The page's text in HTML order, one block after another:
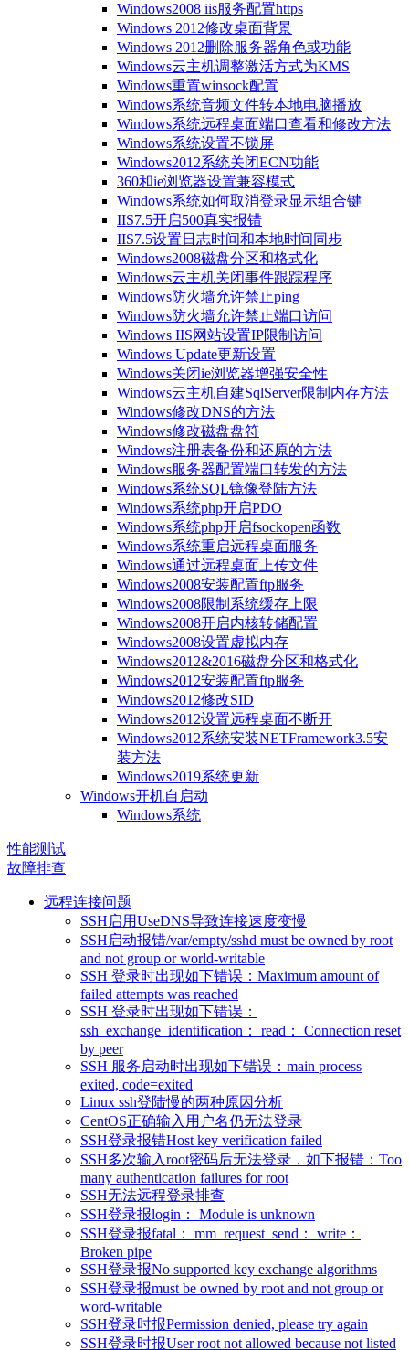
Windows2008 iis服务配置https
Windows 2012修改桌面背景
Windows 2012删除服务器角色或功能
Windows云主机调整激活方式为KMS
Windows重置winsock配置
Windows系统音频文件转本地电脑播放
Windows系统远程桌面端口查看和修改方法
Windows系统设置不锁屏
Windows2012系统关闭ECN功能
360和ie浏览器设置兼容模式
Windows系统如何取消登录显示组合键
IIS7.5开启500真实报错
IIS7.5设置日志时间和本地时间同步
Windows2008磁盘分区和格式化
Windows云主机关闭事件跟踪程序
Windows防火墙允许禁止ping
Windows防火墙允许禁止端口访问
Windows IIS网站设置IP限制访问
Windows Update更新设置
Windows关闭ie浏览器增强安全性
Windows云主机自建SqlServer限制内存方法
Windows修改DNS的方法
Windows修改磁盘盘符
Windows注册表备份和还原的方法
Windows服务器配置端口转发的方法
Windows系统SQL镜像登陆方法
Windows系统php开启PDO
Windows系统php开启fsockopen函数
Windows系统重启远程桌面服务
Windows通过远程桌面上传文件
Windows2008安装配置ftp服务
Windows2008限制系统缓存上限
Windows2008开启内核转储配置
Windows2008设置虚拟内存
Windows2012&2016磁盘分区和格式化
Windows2012安装配置ftp服务
Windows2012修改SID
Windows2012设置远程桌面不断开
Windows2012系统安装NETFramework3.5安
装方法
Windows2019系统更新
Windows开机自启动
Windows系统
性能测试
故障排查
远程连接问题
SSH启用UseDNS导致连接速度变慢
SSH启动报错/var/empty/sshd must be owned by root
and not group or world-writable
SSH 登录时出现如下错误：Maximum amount of
failed attempts was reached
SSH 登录时出现如下错误：
ssh_exchange_identification： read： Connection reset
by peer
SSH 服务启动时出现如下错误：main process
exited, code=exited
Linux ssh登陆慢的两种原因分析
CentOS正确输入用户名仍无法登录
SSH登录报错Host key verification failed
SSH多次输入root密码后无法登录，如下报错：Too
many authentication failures for root
SSH无法远程登录排查
SSH登录报login： Module is unknown
SSH登录报fatal： mm_request_send： write：
Broken pipe
SSH登录报No supported key exchange algorithms
SSH登录报must be owned by root and not group or
word-writable
SSH登录时报Permission denied, please try again
SSH登录时报User root not allowed because not listed